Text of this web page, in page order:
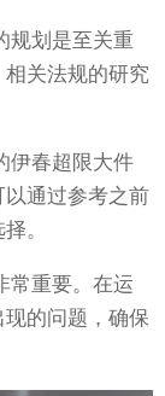
规划是至关重
关法规的研究
伊春超限大件
通过参考之前
。
常重要。在运
的问题，确保